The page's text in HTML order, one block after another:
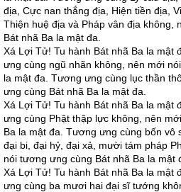
địa, Cực nan thắng địa, Hiện tiền địa,
Thiện huệ địa và Pháp vân địa không,
Bát nhã Ba la mật đa.
Xá Lợi Tử! Tu hành Bát nhã Ba la mật
ưng cùng ngũ nhãn không, nên mới
la mật đa. Tương ưng cùng lục thần
ưng cùng Bát nhã Ba la mật đa.
Xá Lợi Tử! Tu hành Bát nhã Ba la mật
ưng cùng Phật thập lực không, nên
Ba la mật đa. Tương ưng cùng bốn vô
đại bi, đại hỷ, đại xả, mười tám pháp
nói tương ưng cùng Bát nhã Ba la mật
Xá Lợi Tử! Tu hành Bát nhã Ba la mật
ưng cùng ba mươi hai đại sĩ tướng